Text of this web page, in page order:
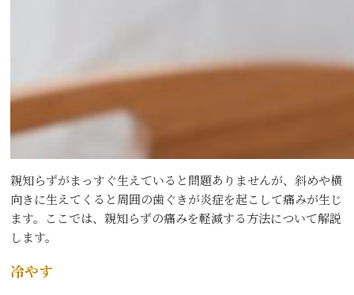
親知らずがまっすぐ生えていると問題ありませんが、斜めや横
向きに生えてくると周囲の歯ぐきが炎症を起こして痛みが生じ
ます。ここでは、親知らずの痛みを軽減する方法について解説
します。
冷やす